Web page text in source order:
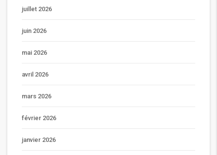
juillet 2026
juin 2026
mai 2026
avril 2026
mars 2026
février 2026
janvier 2026